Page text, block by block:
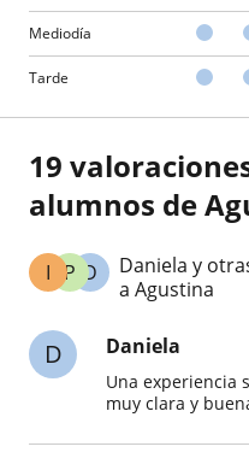
Mediodía
Tarde
19
alumnos de
D
P
I
Daniela y
a Agustina
D Daniela
Una experiencia
muy clara y